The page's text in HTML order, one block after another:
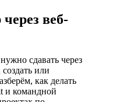
веб-
сдавать через
или
как делать
и командной